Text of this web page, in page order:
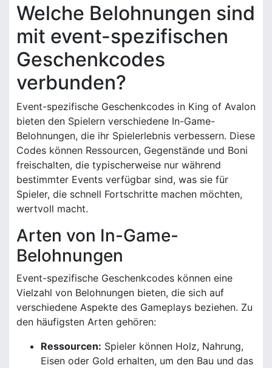
Welche Belohnungen sind
mit event-spezifischen
Geschenkcodes
verbunden?
Event-spezifische Geschenkcodes in King of Avalon
bieten den Spielern verschiedene In-Game-
Belohnungen, die ihr Spielerlebnis verbessern. Diese
Codes können Ressourcen, Gegenstände und Boni
freischalten, die typischerweise nur während
bestimmter Events verfügbar sind, was sie für
Spieler, die schnell Fortschritte machen möchten,
wertvoll macht.
Arten von In-Game-
Belohnungen
Event-spezifische Geschenkcodes können eine
Vielzahl von Belohnungen bieten, die sich auf
verschiedene Aspekte des Gameplays beziehen. Zu
den häufigsten Arten gehören:
Ressourcen: Spieler können Holz, Nahrung,
Eisen oder Gold erhalten, um den Bau und das